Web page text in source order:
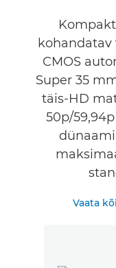
kohandatav
CMOS
Super 35
täis-HD
50p/
Vaata